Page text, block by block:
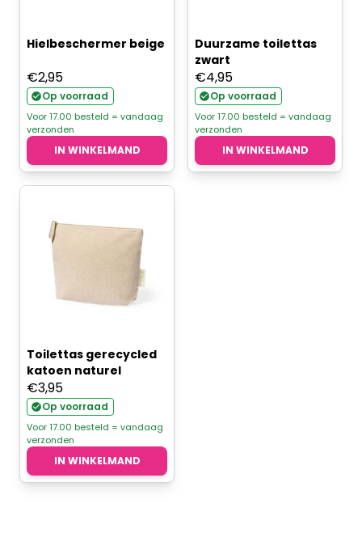
Hielbeschermer beige
€2,95
Op voorraad
Voor 17.00 besteld = vandaag
verzonden
IN WINKELMAND
Duurzame toilettas
zwart
€4,95
Op voorraad
Voor 17.00 besteld = vandaag
verzonden
IN WINKELMAND
Toilettas gerecycled
katoen naturel
€3,95
Op voorraad
Voor 17.00 besteld = vandaag
verzonden
IN WINKELMAND